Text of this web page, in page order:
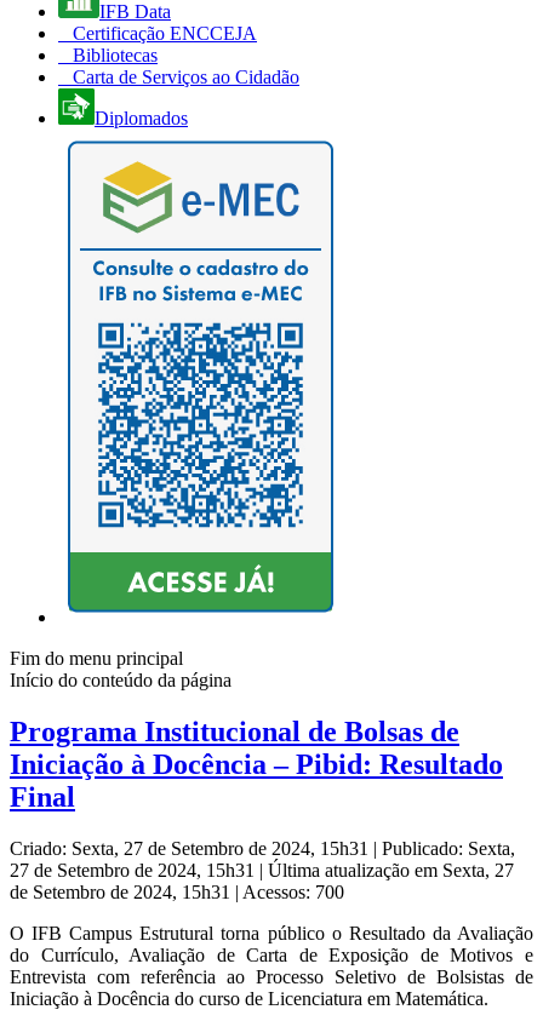
IFB Data
Certificação ENCCEJA
Bibliotecas
Carta de Serviços ao Cidadão
Diplomados
Fim do menu principal
Início do conteúdo da página
Programa Institucional de Bolsas de
Iniciação à Docência – Pibid: Resultado
Final
Criado: Sexta, 27 de Setembro de 2024, 15h31 | Publicado: Sexta,
27 de Setembro de 2024, 15h31 | Última atualização em Sexta, 27
de Setembro de 2024, 15h31 | Acessos: 700
O IFB Campus Estrutural torna público o Resultado da Avaliação
do Currículo, Avaliação de Carta de Exposição de Motivos e
Entrevista com referência ao Processo Seletivo de Bolsistas de
Iniciação à Docência do curso de Licenciatura em Matemática.